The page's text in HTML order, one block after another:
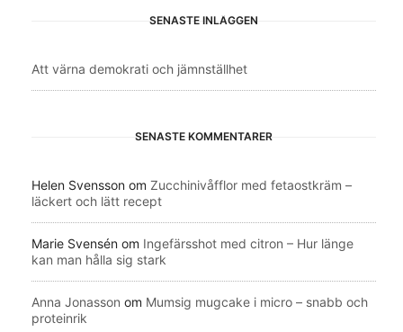
SENASTE INLÄGGEN
Att värna demokrati och jämnställhet
SENASTE KOMMENTARER
Helen Svensson om Zucchinivåfflor med fetaostkräm –
läckert och lätt recept
Marie Svensén om Ingefärsshot med citron – Hur länge
kan man hålla sig stark
Anna Jonasson om Mumsig mugcake i micro – snabb och
proteinrik